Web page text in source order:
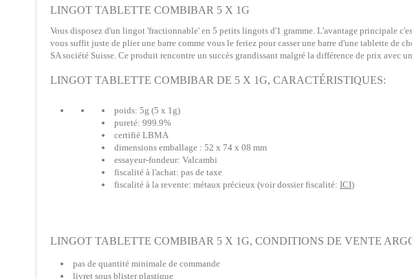
LINGOT TABLETTE COMBIBAR 5 X 1G
Vous disposez d'un lingot 'fractionnable' en 5 petits lingots d'1 gramme. L'avantage principale
vous suffit juste de plier une barre comme vous le feriez pour casser une barre d'une tablette de
SA société Suisse. Ce produit rencontre un succès grandissant malgré la différence de prix avec
LINGOT TABLETTE COMBIBAR DE 5 X 1G, CARACTÉRISTIQUES:
poids: 5g (5 x 1g)
pureté: 999.9%
certifié LBMA
dimensions emballage : 52 x 74 x 08 mm
essayeur-fondeur: Valcambi
fiscalité à l'achat: pas de taxe
fiscalité à la revente: métaux précieux (voir dossier fiscalité: ICI)
LINGOT TABLETTE COMBIBAR 5 X 1G, CONDITIONS DE VENTE
pas de quantité minimale de commande
livret sous blister plastique